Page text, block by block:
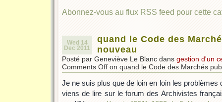
Abonnez-vous au flux RSS feed pour cette
Wed 14
Dec 2011
quand le Code des
nouveau
Posté par Geneviève Le Blanc dans gestion d'un
Comments Off on quand le Code des Marchés
Je ne suis plus que de loin en loin les
viens de lire sur le forum des Archivistes